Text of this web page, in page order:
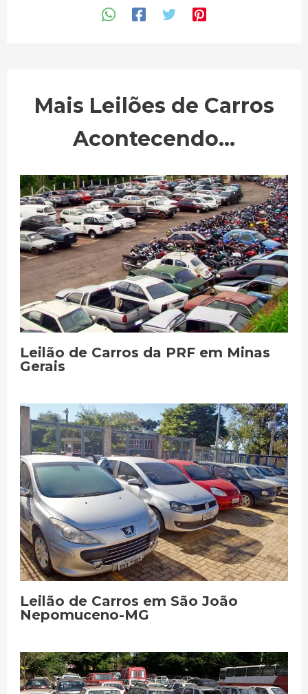
Mais Leilões de Carros
Acontecendo...
Leilão de Carros da PRF em Minas
Gerais
Leilão de Carros em São João
Nepomuceno-MG